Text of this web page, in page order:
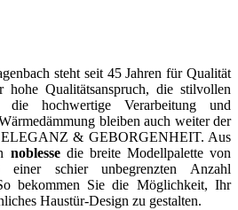
steht seit 45 Jahren für Qualität
Qualitätsanspruch, die stilvollen
die hochwertige Verarbeitung und
bleiben auch weiter der
& GEBORGENHEIT. Aus
noblessedie breite Modellpalette von
einer schier unbegrenzten Anzahl
bekommen Sie die Möglichkeit, Ihr
Haustür-Design zu gestalten.